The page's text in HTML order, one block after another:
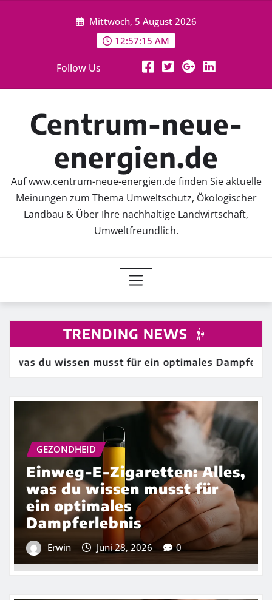
Mittwoch, 5 August 2026
12:57:16 AM
Follow Us
Centrum-neue-
energien.de
Auf www.centrum-neue-energien.de finden Sie aktuelle
Meinungen zum Thema Umweltschutz, Ökologischer
Landbau & Über Ihre nachhaltige Landwirtschaft,
Umweltfreundlich.
TRENDING NEWS
du wissen musst für ein optimales
GEZONDHEID
Einweg-E-Zigaretten: Alles,
was du wissen musst für
ein optimales
Dampferlebnis
Erwin Juni 28, 2026 0